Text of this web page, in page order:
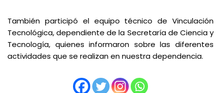
También participó el equipo técnico de Vinculación
Tecnológica, dependiente de la Secretaría de Ciencia y
Tecnología, quienes informaron sobre las diferentes
actividades que se realizan en nuestra dependencia.